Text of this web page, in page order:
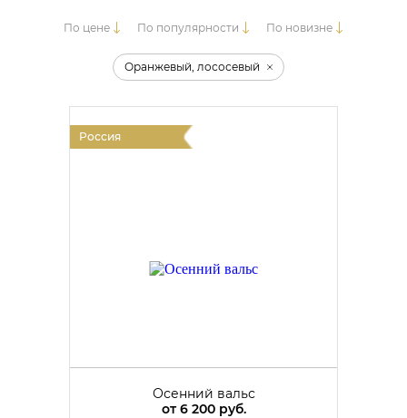
По цене По популярности По новизне
Оранжевый, лососевый
Россия
Осенний вальс
от6 200 руб.